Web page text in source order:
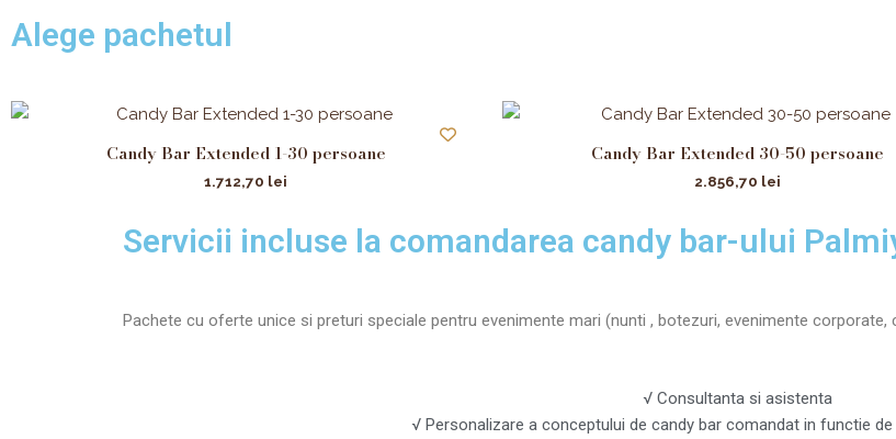
Alege pachetul
Candy Bar Extended 1-30 persoane
1.712,70 lei
Candy Bar Extended 30-50 persoane
2.856,70 lei
Servicii incluse la comandarea candy bar-ului
Pachete cu oferte unice si preturi speciale pentru evenimente mari (nunti , botezuri, evenimente corporate,
√ Consultanta si asistenta
√ Personalizare a conceptului de candy bar comandat in functie